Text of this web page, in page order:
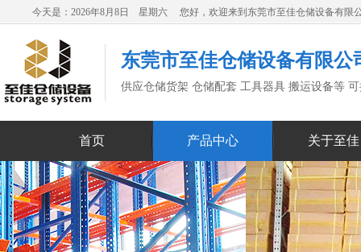
今天是：2026年8月8日 星期六 您好，欢迎来到东莞市至佳仓储设备有限
东莞市至佳仓储设备有限公
供应仓储货架 仓储配套 工具器具 搬运设备等
首页 产品中心 关于至佳